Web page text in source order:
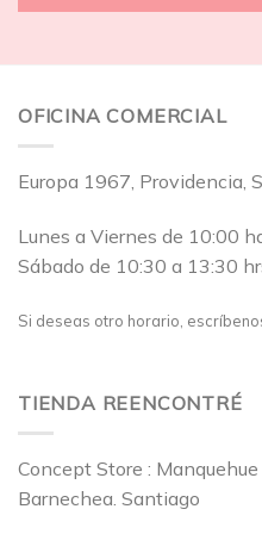
OFICINA COMERCIAL
Europa 1967, Providencia,
Lunes a Viernes de 10:00
Sábado de 10:30 a 13:30
Si deseas otro horario,
TIENDA REENCONTRÉ
Concept Store :
Barnechea. Santiago